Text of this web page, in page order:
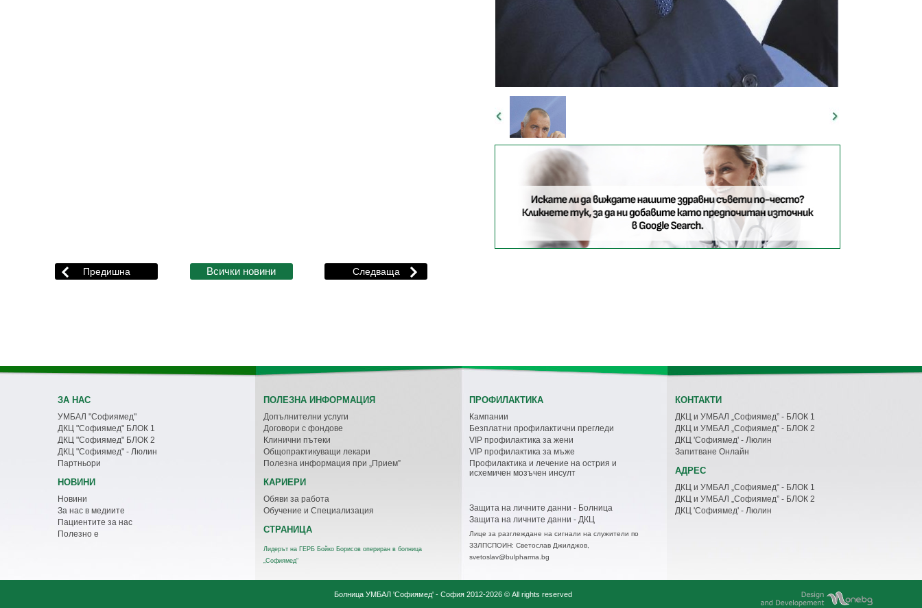
ЗА НАС
УМБАЛ "Софиямед"
ДКЦ "Софиямед" БЛОК 1
ДКЦ "Софиямед" БЛОК 2
ДКЦ "Софиямед" - Люлин
Партньори
НОВИНИ
Новини
За нас в медиите
Пациентите за нас
Полезно е
ПОЛЕЗНА ИНФОРМАЦИЯ
Допълнителни услуги
Договори с фондове
Клинични пътеки
Общопрактикуващи лекари
Полезна информация при „Прием”
КАРИЕРИ
Обяви за работа
Обучение и Специализация
СТРАНИЦА
Лидерът на ГЕРБ Бойко Борисов опериран в болница
„Софиямед“
ПРОФИЛАКТИКА
Кампании
Безплатни профилактични прегледи
VIP профилактика за жени
VIP профилактика за мъже
Профилактика и лечение на острия и
исхемичен мозъчен инсулт
Защита на личните данни - Болница
Защита на личните данни - ДКЦ
Лице за разглеждане на сигнали на служители по
ЗЗЛПСПОИН: Светослав Джилджов,
svetoslav@bulpharma.bg
КОНТАКТИ
ДКЦ и УМБАЛ „Софиямед” - БЛОК 1
ДКЦ и УМБАЛ „Софиямед” - БЛОК 2
ДКЦ 'Софиямед' - Люлин
Запитване Онлайн
АДРЕС
ДКЦ и УМБАЛ „Софиямед” - БЛОК 1
ДКЦ и УМБАЛ „Софиямед” - БЛОК 2
ДКЦ 'Софиямед' - Люлин
Болница УМБАЛ 'Софиямед' - София2012-2026 © All rights reserved